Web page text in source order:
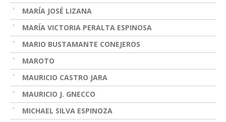
MARÍA JOSÉ LIZANA
MARÍA VICTORIA PERALTA ESPINOSA
MARIO BUSTAMANTE CONEJEROS
MAROTO
MAURICIO CASTRO JARA
MAURICIO J. GNECCO
MICHAEL SILVA ESPINOZA